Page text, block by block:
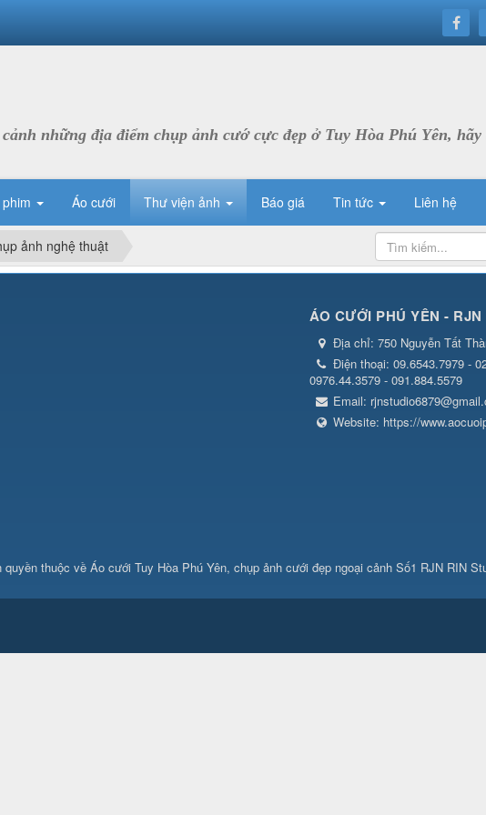
những địa điểm chụp ảnh cướ cực đẹp ở Tuy Hòa Phú Yên,
Áo cưới Thư viện ảnh Báo giá Tin tức Liên hệ
ảnh nghệ thuật
ÁO CƯỚI PHÚ YÊN - RJN
Địa chỉ: 750 Nguyễn Tất
Điện thoại: 09.6543.7979 -
0976.44.3579 - 091.884.5579
Email:
Website: https://
quyền thuộc về Áo cưới Tuy Hòa Phú Yên, chụp ảnh cưới đẹp ngoại cảnh Số1 RJN RIN